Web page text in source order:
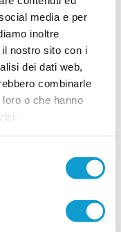
media e per
inoltre
nostro sito con i
dei dati web,
combinarle
o che hanno
Blunno,
dell'Elite Tolentino in
sulla linea verde
di mister Paolo
il giovane
ufficializza l'arrivo di
che andrà a rinforzare il